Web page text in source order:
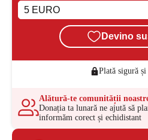
Devino
Plată sigură
Alătură-te comunității
Donația ta lunară ne ajută să
informăm corect și echidistant